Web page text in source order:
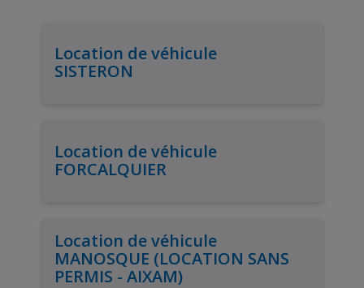
Location de véhicule
SISTERON
Location de véhicule
FORCALQUIER
Location de véhicule
MANOSQUE (LOCATION SANS
PERMIS - AIXAM)